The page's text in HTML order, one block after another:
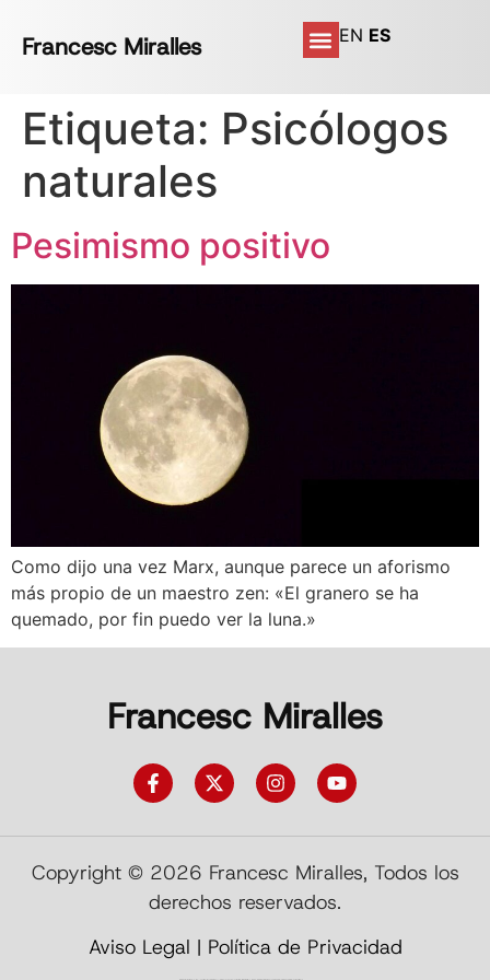
Francesc Miralles EN ES
Etiqueta: Psicólogos
naturales
Pesimismo positivo
Como dijo una vez Marx, aunque parece un aforismo
más propio de un maestro zen: «El granero se ha
quemado, por fin puedo ver la luna.»
Francesc Miralles
Copyright © 2026 Francesc Miralles, Todos los
derechos reservados.
Aviso Legal | Política de Privacidad